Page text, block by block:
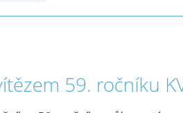
59. ročníku